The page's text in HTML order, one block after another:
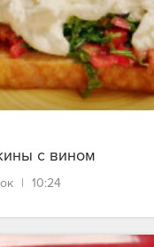
с вином
| 10:24